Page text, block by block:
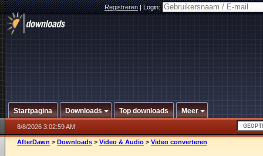
Registreren|Login:
Startpagina Downloads Top downloads Meer
8/8/2026 3:02:59 AM
AfterDawn > Downloads > Video & Audio > Video converteren